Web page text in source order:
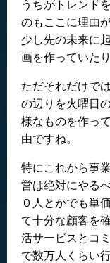
うちがトレンド
のもここに理由
少し先の未来に
画を作っていた
ただそれだけで
の辺りを火曜日
様なものを作っ
由ですね。
特にこれから事
営は絶対にやる
０人とかでも単
て十分な顧客を
活サービスとコ
で数万人くらい